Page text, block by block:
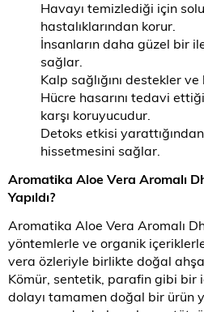
Havayı temizlediği için
hastalıklarından korur.
İnsanların daha güzel bir
sağlar.
Kalp sağlığını destekler ve
Hücre hasarını tedavi
karşı koruyucudur.
Detoks etkisi
hissetmesini sağlar.
Aromatika Aloe Vera Aromalı
Yapıldı?
Aromatika Aloe Vera Aromalı
yöntemlerle ve organik
vera özleriyle birlikte doğal
Kömür, sentetik, parafin gibi bir
dolayı tamamen doğal bir ürün